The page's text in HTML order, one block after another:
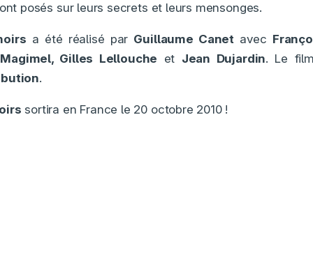
posés sur leurs secrets et leurs mensonges.
a été réalisé par Guillaume Canet avec
Gilles Lellouche et Jean Dujardin. Le
.
sortira en France le 20 octobre 2010 !